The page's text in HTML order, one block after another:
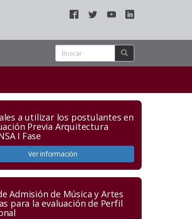
a utilizar los postulantes en
Previa Arquitectura
I Fase
Ver información
Admisión de Música y Artes
para la evaluación de Perfil